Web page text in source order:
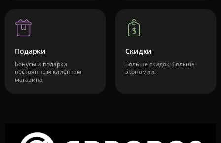
Подарки
Бонусы и подарки
постоянным клиентам
магазина
Скидки
Больше скидок, больше
экономии!